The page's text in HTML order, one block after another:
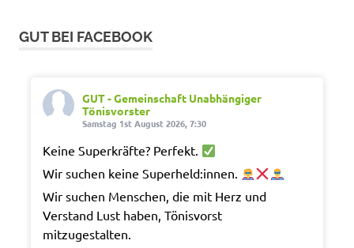
GUT BEI FACEBOOK
GUT - Gemeinschaft Unabhängiger
Tönisvorster
Samstag 1st August 2026, 7:30
Keine Superkräfte? Perfekt.
Wir suchen keine Superheld:innen.
Wir suchen Menschen, die mit Herz und
Verstand Lust haben, Tönisvorst
mitzugestalten.